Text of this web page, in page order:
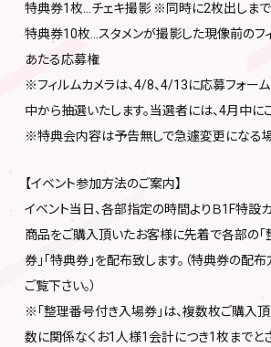
特典券1枚…チェキ撮影 ※同時に2枚出しま
特典券10枚…スタメンが撮影した現像前のフ
あたる応募権
※フィルムカメラは、4/8、4/13に応募フォー
中から抽選いたします。当選者には、4月中に
※特典会内容は予告無しで急遽変更になる場
【イベント参加方法のご案内】
イベント当日、各部指定の時間よりＢ1F特設
商品をご購入頂いたお客様に先着で各部の
券」「特典券」を配布致します。（特典券の配
ご覧下さい。）
※「整理番号付き入場券」は、複数枚ご購入頂
数に関係なくお1人様1会計につき1枚までとさ